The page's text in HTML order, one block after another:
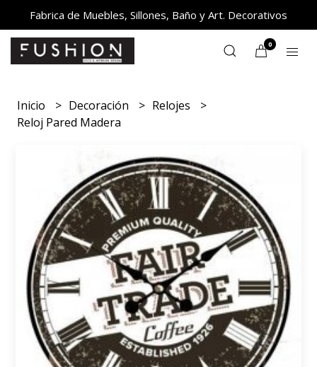
Fabrica de Muebles, Sillones, Baño y Art. Decorativos
0
Inicio Decoración
Relojes
Reloj Pared Madera